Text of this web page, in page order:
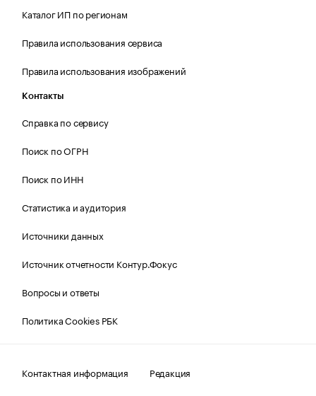
Каталог ИП по регионам
Правила использования сервиса
Правила использования изображений
Контакты
Справка по сервису
Поиск по ОГРН
Поиск по ИНН
Статистика и аудитория
Источники данных
Источник отчетности Контур.Фокус
Вопросы и ответы
Политика Cookies РБК
Контактная информация
Редакция